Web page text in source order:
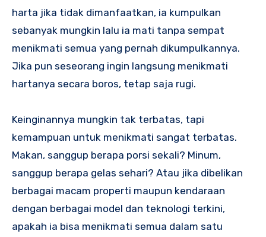
harta jika tidak dimanfaatkan, ia kumpulkan
sebanyak mungkin lalu ia mati tanpa sempat
menikmati semua yang pernah dikumpulkannya.
Jika pun seseorang ingin langsung menikmati
hartanya secara boros, tetap saja rugi.
Keinginannya mungkin tak terbatas, tapi
kemampuan untuk menikmati sangat terbatas.
Makan, sanggup berapa porsi sekali? Minum,
sanggup berapa gelas sehari? Atau jika dibelikan
berbagai macam properti maupun kendaraan
dengan berbagai model dan teknologi terkini,
apakah ia bisa menikmati semua dalam satu